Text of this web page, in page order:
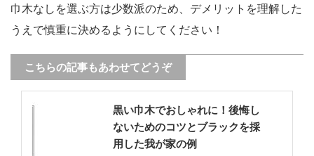
巾木なしを選ぶ方は少数派のため、デメリットを理解した
うえで慎重に決めるようにしてください！
こちらの記事もあわせてどうぞ
黒い巾木でおしゃれに！後悔し
ないためのコツとブラックを採
用した我が家の例